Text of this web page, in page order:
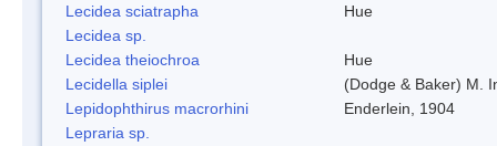
Lecidea sciatrapha
Hue
Lecidea sp.
Lecidea theiochroa
Hue
Lecidella siplei
(Dodge & Baker) M.
Lepidophthirus macrorhini
Enderlein, 1904
Lepraria sp.